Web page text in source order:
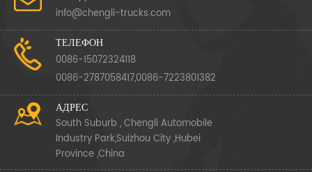
info@chengli-trucks.com
ТЕЛЕФОН
0086-15072324118
0086-2787058417,0086-7223801382
АДРЕС
South Suburb , Chengli Automobile
Industry Park,Suizhou City ,Hubei
Province ,China